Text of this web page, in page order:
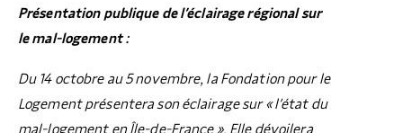
Présentation publique de l’éclairage régional sur
le mal-logement :
Du 14 octobre au 5 novembre, la Fondation pour le
Logement présentera son éclairage sur « l’état du
mal-logement en Île-de-France ». Elle dévoilera